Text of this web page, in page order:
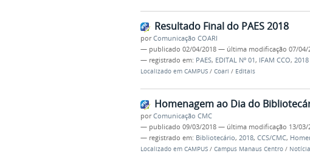
Resultado Final do PAES 2018
porComunicação COARI
— publicado 02/04/2018 — última modificação 07/04/
— registrado em: PAES, EDITAL Nº 01, IFAM CCO, 2018
Localizado em CAMPUS / Coari / Editais
Homenagem ao Dia do
porComunicação CMC
— publicado 09/03/2018 — última modificação 13/03/
— registrado em: Bibliotecário, 2018, CCS/CMC,
Localizado em CAMPUS / Campus Manaus Centro /